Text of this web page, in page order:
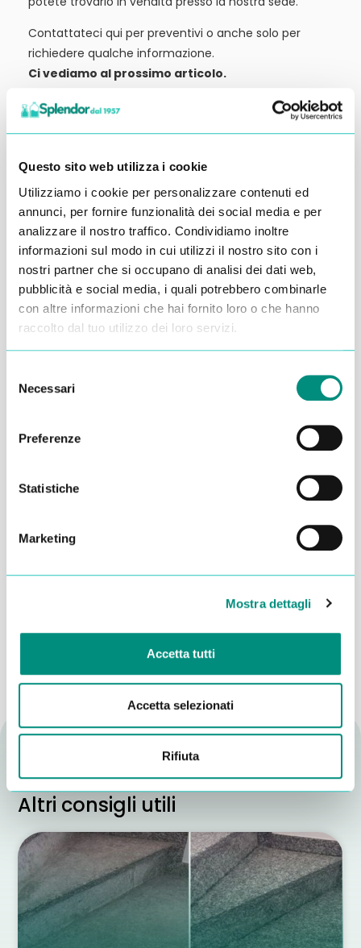
Questo sito web utilizza i cookie
Utilizziamo i cookie per personalizzare contenuti ed
annunci, per fornire funzionalità dei social media e per
analizzare il nostro traffico. Condividiamo inoltre
informazioni sul modo in cui utilizzi il nostro sito con i
nostri partner che si occupano di analisi dei dati web,
pubblicità e social media, i quali potrebbero combinarle
con altre informazioni che hai fornito loro o che hanno
raccolto dal tuo utilizzo dei loro servizi.
delNecessari
Preferenze
Statistiche
Marketing
Mostra dettagli
Accetta tutti
Accetta selezionati
Rifiuta
Contattateci qui per preventivi o anche solo per
richiedere qualche informazione.
Ci vediamo al prossimo articolo.
Alessandro Alfonsetti
Inserisci i tuoi dati qui, ti ricontatteremo
entro 48 ore
trattamento dei miei dati per essere ricontattato
Altri consigli utili